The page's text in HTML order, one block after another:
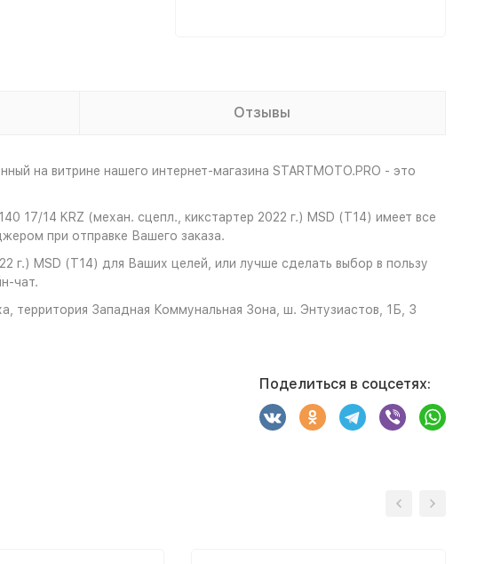
Отзывы
на витрине нашего интернет-магазина STARTMOTO.PRO - это
17/14 KRZ (механ. сцепл., кикстартер 2022 г.) MSD (T14) имеет все
при отправке Вашего заказа.
г.) MSD (T14) для Ваших целей, или лучше сделать выбор в пользу
чат.
территория Западная Коммунальная Зона, ш. Энтузиастов, 1Б, 3
Поделиться в соцсетях: